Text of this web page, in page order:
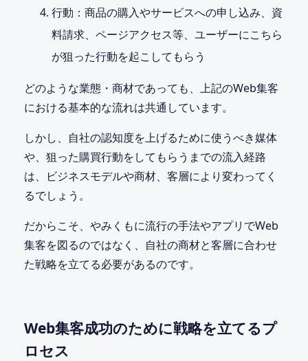
行動：商品の購入やサービスへの申し込み、資
料請求、ページアクセス等、ユーザーにこちら
が狙った行動を起こしてもらう
どのような業態・商材であっても、上記のWeb集客
における基本的な流れは共通しています。
しかし、自社の認知度を上げるために使うべき媒体
や、狙った購買行動をしてもらうまでの流入経路
は、ビジネスモデルや商材、客層により変わってく
るでしょう。
だからこそ、やみくもに流行の手法やアプリでWeb
集客を図るのではなく、自社の商材と客層に合わせ
た戦略を立てる必要があるのです。
Web集客成功のために戦略を立てるプ
ロセス